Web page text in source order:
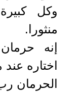
وكل
منثورا.
إنه
اختاره
الحرمان